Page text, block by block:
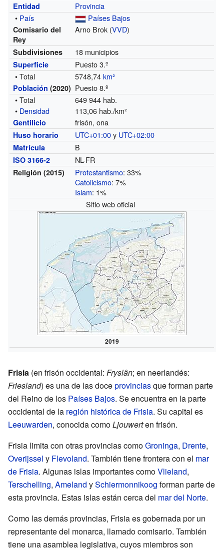
Entidad
Provincia
• País Países Bajos
Comisario del
Rey
Arno Brok (VVD)
Subdivisiones 18 municipios
Superficie
Puesto 3.º
• Total
5748,74km²
Población (2020) Puesto 8.º
• Total
649 944 hab.
• Densidad 113,06 hab./km²
Gentilicio frisón, ona
Huso horario UTC+01:00y UTC+02:00
Matrícula B
ISO 3166-2 NL-FR
Religión (2015) Protestantismo: 33%
Catolicismo: 7%
Islam: 1%
Sitio web oficial
2019
Frisia (en frisón occidental: Fryslân; en neerlandés:
Friesland) es una de las doceprovinciasque forman parte
del Reino de los Países Bajos. Se encuentra en la parte
occidental de la región histórica de Frisia. Su capital es
Leeuwarden, conocida comoLjouwerten frisón.
Frisia limita con otras provincias comoGroninga, Drente,
Overijssel y Flevoland. También tiene frontera con el mar
de Frisia. Algunas islas importantes comoVlieland,
Terschelling, Ameland ySchiermonnikoog forman parte de
esta provincia. Estas islas están cerca del mar del Norte.
Como las demás provincias, Frisia es gobernada por un
representante del monarca, llamado comisario. También
tiene una asamblea legislativa, cuyos miembros son